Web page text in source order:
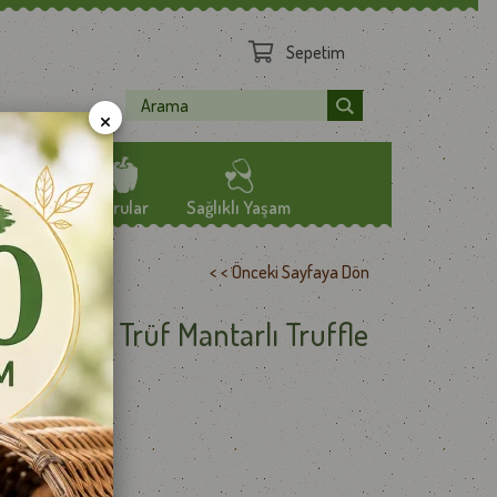
Sepetim
Kurular
TOZLARI
Sağlıklı Yaşam
ÖZEL YAĞLAR
TEMİZLİK
SAĞLIK TAKVİYESİ
< < Önceki Sayfaya Dön
Peyniri Trüf Mantarlı Truffle
×